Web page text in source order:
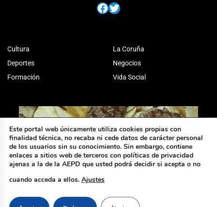
Facebook
Twitter
Cultura
Deportes
Formación
La Coruña
Negocios
Vida Social
Este portal web únicamente utiliza cookies propias con
finalidad técnica, no recaba ni cede datos de carácter personal
de los usuarios sin su conocimiento. Sin embargo, contiene
enlaces a sitios web de terceros con políticas de privacidad
ajenas a la de la AEPD que usted podrá decidir si acepta o no
cuando acceda a ellos. Ajustes